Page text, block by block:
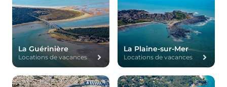
La Guérinière
Locations de vacances
La Plaine-sur-Mer
Locations de vacances